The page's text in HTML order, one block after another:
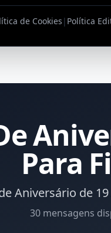
de Cookies | Política
Para
Aniversário de
30 mensagens